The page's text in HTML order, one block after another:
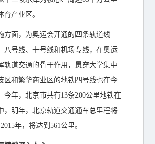
育产业区。
方面，为奥运会开通的四条轨道线
号线、十号线和机场专线，在奥运
轨道交通的骨干作用，贯穿大学集中
区和繁华商业区的地铁四号线也在今
今年，北京市共有13条200公里地铁在
，明年，北京轨道交通通车总里程将
年，将达到561公里。